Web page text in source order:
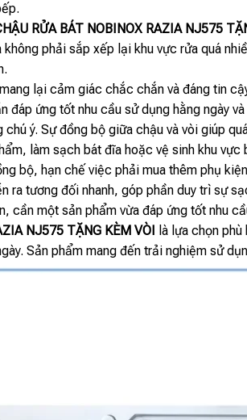
RỬA BÁT NOBINOX RAZIA NJ575
phải sắp xếp lại khu vực rửa quá
lại cảm giác chắc chắn và đáng tin
ứng tốt nhu cầu sử dụng hằng ngày
ý. Sự đồng bộ giữa chậu và vòi giúp
làm sạch bát đĩa hoặc vệ sinh khu
bộ, hạn chế việc phải mua thêm phụ
ra tương đối nhanh, góp phần duy trì sự
cần một sản phẩm vừa đáp ứng tốt nhu
NJ575 TẶNG KÈM VÒI
là lựa chọn
Sản phẩm mang đến trải nghiệm sử